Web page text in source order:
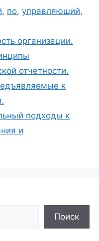
, по,управляюший,
организации.
отчетности.
к
подходы к
и
Поиск